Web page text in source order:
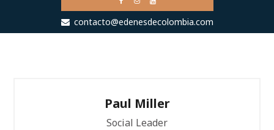
contacto@edenesdecolombia.com
Paul Miller
Social Leader